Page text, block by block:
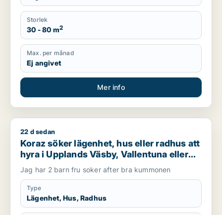
Storlek
30 - 80 m2
Max. per månad
Ej angivet
Mer info
Koraz söker lägenhet, hus eller radhus att hyra i Upplands
22 d sedan
Koraz söker lägenhet, hus eller radhus att
hyra i Upplands Väsby, Vallentuna eller
Järfälla m.fl.
Jag har 2 barn fru soker after bra kummonen
Type
Lägenhet, Hus, Radhus